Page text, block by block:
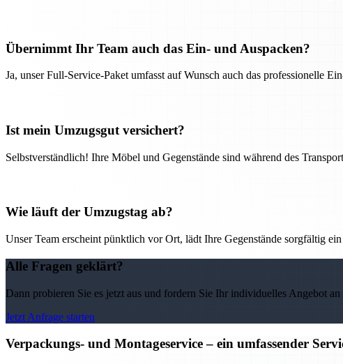
Übernimmt Ihr Team auch das Ein- und Auspacken?
Ja, unser Full-Service-Paket umfasst auf Wunsch auch das professionelle
Ist mein Umzugsgut versichert?
Selbstverständlich! Ihre Möbel und Gegenstände sind während des
Wie läuft der Umzugstag ab?
Unser Team erscheint pünktlich vor Ort, lädt Ihre Gegenstände sorgfältig
Alle Fragen geklärt?
Dann probieren Sie es jetzt aus und fordern Sie Ihr individuelles Angebot
Jetzt Anfrage starten
Verpackungs- und Montageservice – ein umfassender